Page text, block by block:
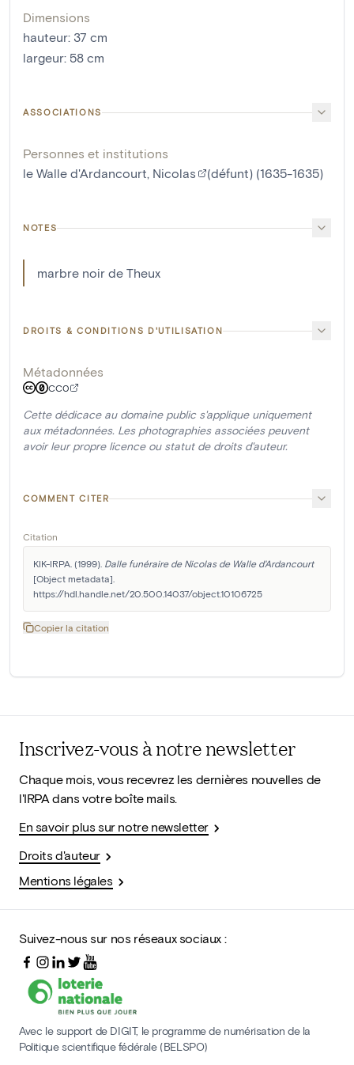
Dimensions
hauteur: 37 cm
largeur: 58 cm
ASSOCIATIONS
Personnes et institutions
le Walle d'Ardancourt, Nicolas
(défunt) (1635-1635)
NOTES
marbre noir de Theux
DROITS & CONDITIONS D'UTILISATION
Métadonnées
CC0
Cette dédicace au domaine public s'applique uniquement
aux métadonnées. Les photographies associées peuvent
avoir leur propre licence ou statut de droits d'auteur.
COMMENT CITER
Citation
KIK-IRPA. (1999). Dalle funéraire de Nicolas de Walle d'Ardancourt
[Object metadata].
https://hdl.handle.net/20.500.14037/object.10106725
Copier la citation
Inscrivez-vous à notre newsletter
Chaque mois, vous recevrez les dernières nouvelles de
l'IRPA dans votre boîte mails.
En savoir plus sur notre newsletter
Droits d'auteur
Mentions légales
Suivez-nous sur nos réseaux sociaux :
Avec le support de DIGIT, le programme de numérisation de la
Politique scientifique fédérale (BELSPO)